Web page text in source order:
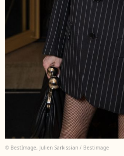
© BestImage, Julien Sarkissian / Bestimage